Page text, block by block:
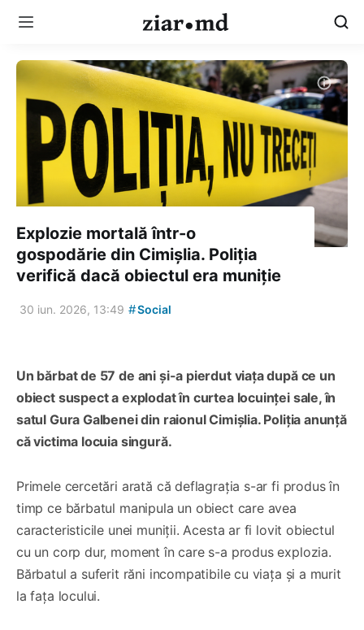
Explozie mortală într-o
gospodărie din Cimișlia. Poliția
verifică dacă obiectul era muniție
30 iun. 2026, 13:49 #Social
Un bărbat de 57 de ani și-a pierdut viața după ce un
obiect suspect a explodat în curtea locuinței sale, în
satul Gura Galbenei din raionul Cimișlia. Poliția anunță
că victima locuia singură.
Primele cercetări arată că deflagrația s-ar fi produs în
timp ce bărbatul manipula un obiect care avea
caracteristicile unei muniții. Acesta ar fi lovit obiectul
cu un corp dur, moment în care s-a produs explozia.
Bărbatul a suferit răni incompatibile cu viața și a murit
la fața locului.